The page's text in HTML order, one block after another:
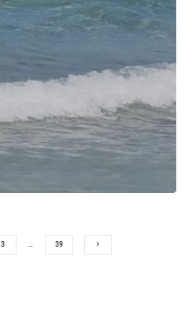
3 39